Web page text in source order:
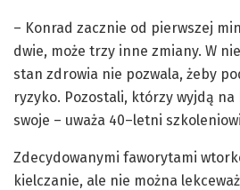
– Konrad zacznie od pierwszej
dwie, może trzy inne zmiany. W
stan zdrowia nie pozwala, żeby
ryzyko. Pozostali, którzy wyjdą
swoje – uważa 40–letni
Zdecydowanymi faworytami
kielczanie, ale nie można